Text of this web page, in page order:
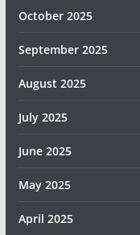
October 2025
September 2025
August 2025
July 2025
June 2025
May 2025
April 2025